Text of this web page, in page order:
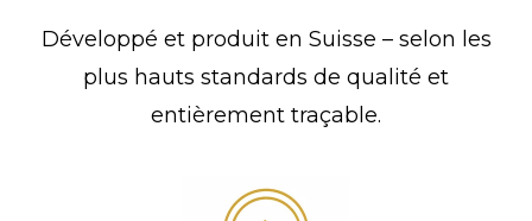
Développé et produit en Suisse – selon les
plus hauts standards de qualité et
entièrement traçable.